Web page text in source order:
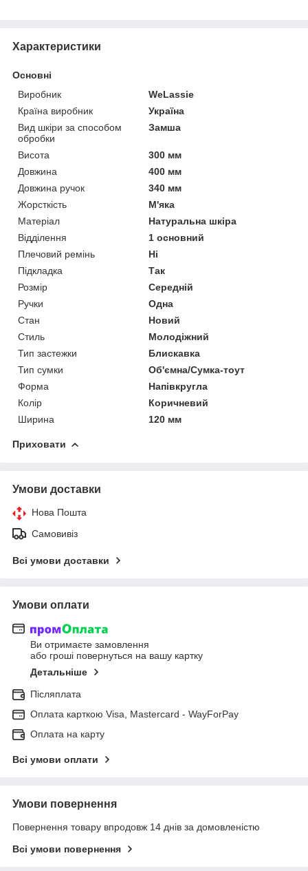
Характеристики
Основні
Виробник
WeLassie
Країна виробник
Україна
Вид шкіри за способом
обробки
Замша
Висота
300 мм
Довжина
400 мм
Довжина ручок
340 мм
Жорсткість
М'яка
Матеріал
Натуральна шкіра
Відділення
1 основний
Плечовий ремінь
Ні
Підкладка
Так
Розмір
Середній
Ручки
Одна
Стан
Новий
Стиль
Молодіжний
Тип застежки
Блискавка
Тип сумки
Об'ємна/Сумка-тоут
Форма
Напівкругла
Колір
Коричневий
Ширина
120 мм
Приховати
Умови доставки
Нова Пошта
Самовивіз
Всі умови доставки
Умови оплати
Ви отримаєте замовлення
або гроші повернуться на вашу картку
Детальніше
Післяплата
Оплата карткою Visa, Mastercard - WayForPay
Оплата на карту
Всі умови оплати
Умови повернення
Повернення товару впродовж 14 днів за домовленістю
Всі умови повернення